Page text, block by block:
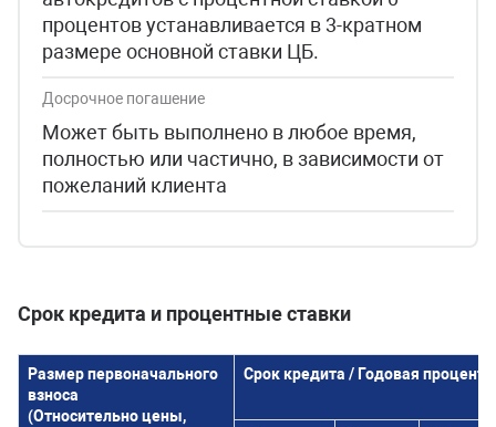
процентов устанавливается в 3-кратном
размере основной ставки ЦБ.
Досрочное погашение
Может быть выполнено в любое время,
полностью или частично, в зависимости от
пожеланий клиента
Срок кредита и процентные ставки
Размер первоначального
взноса
(Относительно цены,
Срок кредита / Годовая